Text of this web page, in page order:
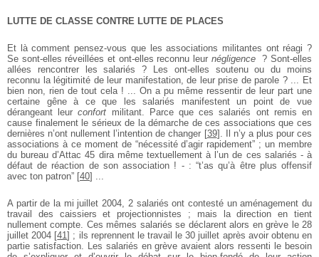
LUTTE DE CLASSE CONTRE LUTTE DE PLACES
Et là comment pensez-vous que les associations militantes ont réagi ?
Se sont-elles réveillées et ont-elles reconnu leur négligence ? Sont-elles
allées rencontrer les salariés ? Les ont-elles soutenu ou du moins
reconnu la légitimité de leur manifestation, de leur prise de parole ? ... Et
bien non, rien de tout cela ! ... On a pu même ressentir de leur part une
certaine gêne à ce que les salariés manifestent un point de vue
dérangeant leurconfort militant. Parce que ces salariés ont remis en
cause finalement le sérieux de la démarche de ces associations que ces
dernières n’ont nullement l’intention de changer [39] . Il n’y a plus pour ces
associations à ce moment de “nécessité d’agir rapidement” ; un membre
du bureau d’Attac 45 dira même textuellement à l’un de ces salariés - à
défaut de réaction de son association ! - : “t’as qu’à être plus offensif
avec ton patron” [40] ...
A partir de la mi juillet 2004, 2 salariés ont contesté un aménagement du
travail des caissiers et projectionnistes ; mais la direction en tient
nullement compte. Ces mêmes salariés se déclarent alors en grève le 28
juillet 2004 [41] ; ils reprennent le travail le 30 juillet après avoir obtenu en
partie satisfaction. Les salariés en grève avaient alors ressenti le besoin